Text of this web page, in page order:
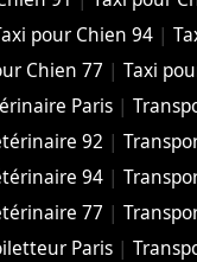
pour Chien 94 |
Chien 77 | Taxi
Paris|
92 |
94|
77 |
Paris |